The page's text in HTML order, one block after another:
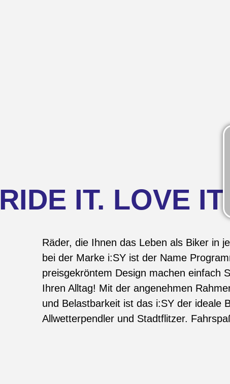
RIDE IT. LOVE
Räder, die Ihnen das Leben als Biker in
bei der Marke i:SY ist der Name
preisgekröntem Design machen einfach
Ihren Alltag! Mit der angenehmen
und Belastbarkeit ist das i:SY der ideale
Allwetterpendler und Stadtflitzer.